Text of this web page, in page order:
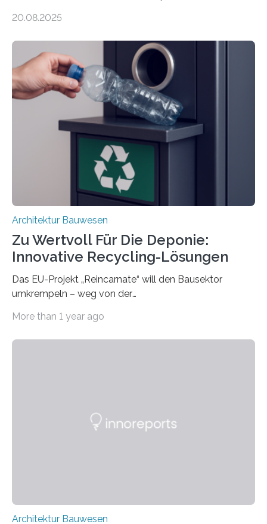
Material und Bauschutt eingespart werden. Ein
Projekt ReCon gemeinsam mit Unternehmenspartnern
ein Klett-Verbindungssystem für Gebäude entwickelt:
Damit lassen sich unterschiedliche Gebäudeteile
resilient verbinden und bei Bedarf einfach voneinander
trennen. Der Fokus lag auf der Verbindung von
Bauteilen mit unterschiedlicher Lebensdauer, bei denen
irreversible Verbindungen den Austausch üblicherweise
erschweren. Hierzu untersuchten die Forschenden zwei
unterschiedliche Zugänge. Einerseits klebten sie…
20.08.2025
Architektur Bauwesen
Zu Wertvoll Für Die Deponie:
Innovative Recycling-Lösungen
Das EU-Projekt „Reincarnate“ will den Bausektor
umkrempeln – weg von der
Kreislaufwirtschaft Bei dem schwedischen
Datenbank erfasst sind, neue Baustoffe kreiert werden.
More than 1 year ago
Architektur Bauwesen